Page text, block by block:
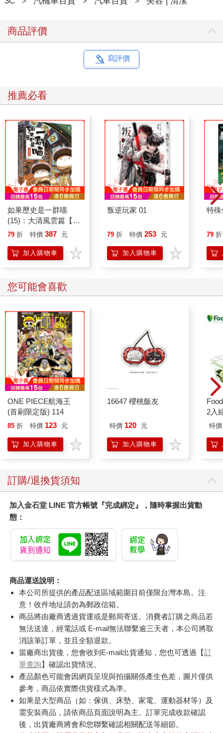
商品評價
寫評價
推薦必看
如果歷史是一群喵
(15)：大清風雲篇【萌
貓漫畫學歷史】
79 折 特價 387 元
加入購物車
叛逆玩家 01
79 折 特價 253 元
加入購物車
特
79 折
您可能會喜歡
ONE PIECE航海王
(首刷限定版) 114
85 折 特價 123 元
加入購物車
16647 櫻桃飯友
特價 120 元
加入購物車
2入
特價
訂購/退換貨須知
加入金石堂 LINE 官方帳號『完成綁定』，隨時掌握出貨動
態：
商品運送說明：
本公司所提供的產品配送區域範圍目前僅限台灣本島。注
意！收件地址請勿為郵政信箱。
商品將由廠商透過貨運或是郵局寄送。消費者訂購之商品若
無法送達，經電話或 E-mail無法聯繫逾三天者，本公司將取
消該筆訂單，並且全額退款。
當廠商出貨後，您會收到E-mail出貨通知，您也可透過【訂
單查詢】確認出貨情況。
產品顏色可能會因網頁呈現與拍攝關係產生色差，圖片僅供
參考，商品依實際供貨樣式為準。
如果是大型商品（如：傢俱、床墊、家電、運動器材等）及
需安裝商品，請依商品頁面說明為主。訂單完成收款確認
後，出貨廠商將會和您聯繫確認相關配送等細節。